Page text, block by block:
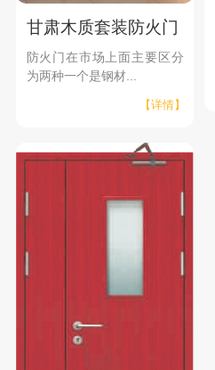
甘肃木质套装防火门
防火门在市场上面主要区分
为两种一个是钢材...
【详情】